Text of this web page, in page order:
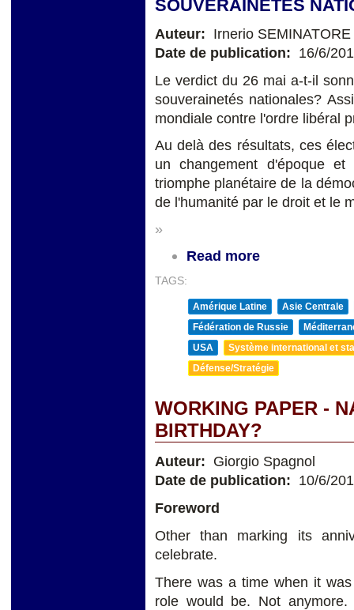
SOUVERAINETÉS
Auteur: Irnerio SEMINATORE
Date de publication: 16/6/
Le verdict du 26 mai a-t-il
souverainetés nationales?
mondiale contre l'ordre libéral
Au delà des résultats, ces
un changement d'époque
triomphe planétaire de la
de l'humanité par le droit et le
»
Read more
TAGS:
Amérique Latine
Asie Centrale
Fédération de Russie
USA
Système international et
Défense/Stratégie
WORKING PAPER -
BIRTHDAY?
Auteur: Giorgio Spagnol
Date de publication: 10/6/
Foreword
Other than marking its
celebrate.
There was a time when it
role would be. Not